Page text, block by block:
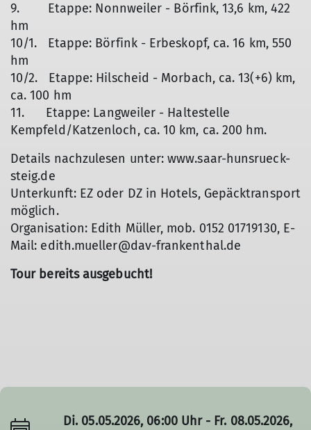
9. Etappe: Nonnweiler - Börfink, 13,6 km, 422
hm
10/1. Etappe: Börfink - Erbeskopf, ca. 16 km, 550
hm
10/2. Etappe: Hilscheid - Morbach, ca. 13(+6) km,
ca. 100 hm
11. Etappe: Langweiler - Haltestelle
Kempfeld/Katzenloch, ca. 10 km, ca. 200 hm.
Details nachzulesen unter: www.saar-hunsrueck-
steig.de
Unterkunft: EZ oder DZ in Hotels, Gepäcktransport
möglich.
Organisation: Edith Müller, mob. 0152 01719130, E-
Mail: edith.mueller@dav-frankenthal.de
Tour bereits ausgebucht!
Di. 05.05.2026, 06:00 Uhr - Fr. 08.05.2026,